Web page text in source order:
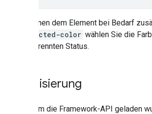
Sie können dem Element bei Bedarf
-connected-color wählen Sie die
den getrennten Status.
Initialisierung
Nachdem die Framework-API geladen